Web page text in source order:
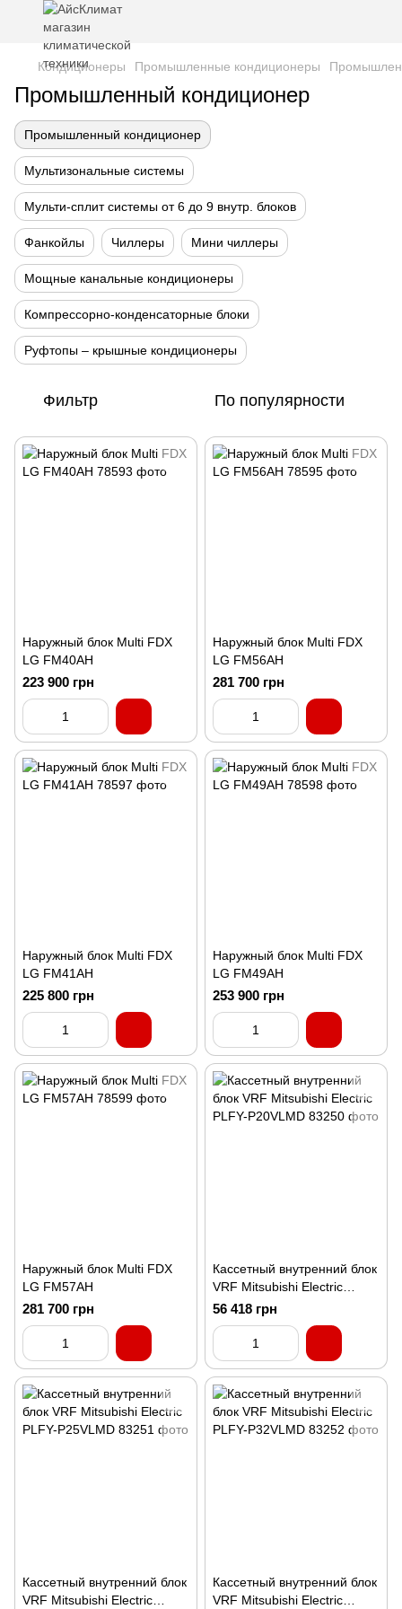
Кондиционеры Промышленные кондиционеры
Промышленный кондиционер
Промышленный кондиционер
Мультизональные системы
Мульти-сплит системы от 6 до 9 внутр. блоков
Фанкойлы Чиллеры Мини чиллеры
Мощные канальные кондиционеры
Компрессорно-конденсаторные блоки
Руфтопы – крышные кондиционеры
Фильтр По популярности
Наружный блок Multi FDX
LG FM40AH
223 900 грн
Наружный блок Multi FDX
LG FM56AH
281 700 грн
Наружный блок Multi FDX
LG FM41AH
225 800 грн
Наружный блок Multi FDX
LG FM49AH
253 900 грн
Наружный блок Multi FDX
LG FM57AH
281 700 грн
Кассетный внутренний блок
VRF Mitsubishi Electric
PLFY-P20VLMD
56 418 грн
Кассетный внутренний блок
VRF Mitsubishi Electric
Кассетный внутренний блок
VRF Mitsubishi Electric